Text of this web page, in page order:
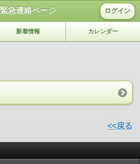
緊急連絡ページ ログイン
新着情報 カレンダー
<<戻る